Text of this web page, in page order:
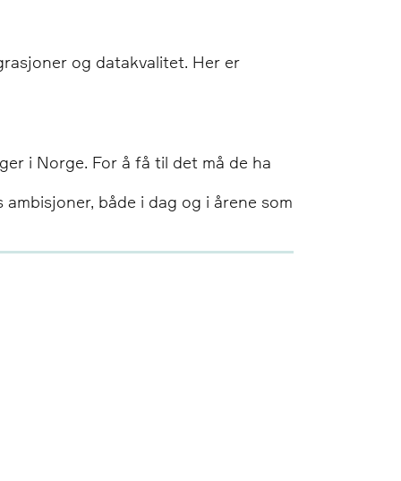
og datakvalitet. Her er
i Norge. For å få til det må de ha
både i dag og i årene som